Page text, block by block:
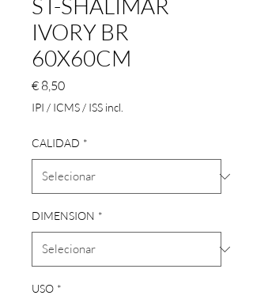
ST-SHALIMAR
IVORY BR
60X60CM
€ 8,50Preço
IPI / ICMS / ISS incl.
CALIDAD *
DIMENSION *
USO *